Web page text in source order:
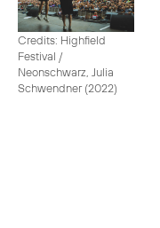
Credits: Highfield
Festival /
Neonschwarz, Julia
Schwendner (2022)